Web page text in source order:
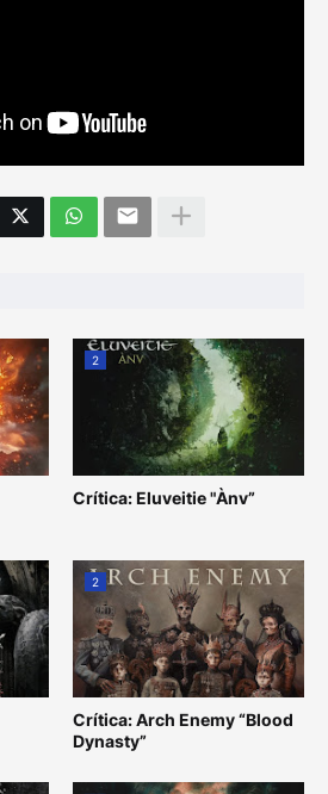
2
Crítica: Eluveitie "Ànv”
2
Crítica: Arch Enemy “Blood
Dynasty”